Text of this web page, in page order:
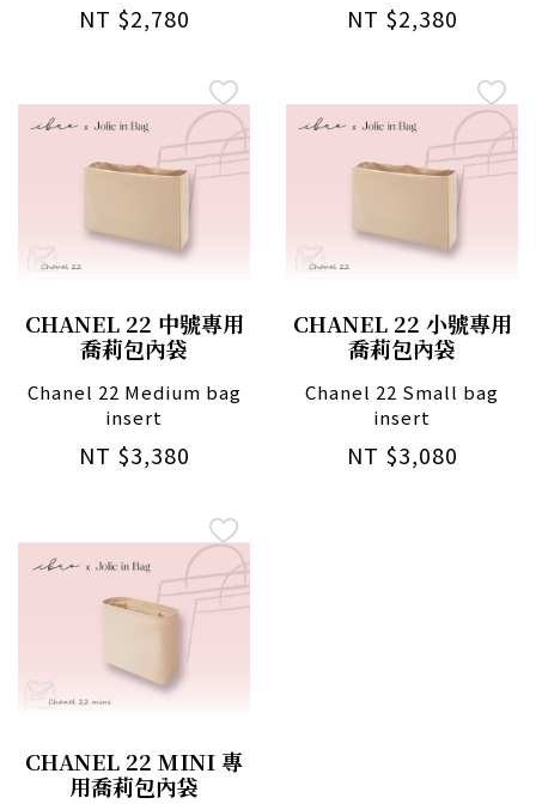
NT $2,780 NT $2,380
CHANEL 22 中號專用
喬莉包內袋
Chanel 22 Medium bag
insert
NT $3,380
CHANEL 22 小號專用
喬莉包內袋
Chanel 22 Small bag
insert
NT $3,080
CHANEL 22 MINI 專
用喬莉包內袋